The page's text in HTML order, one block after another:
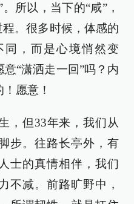
所以，当下的“咸”，
。很多时候，体感的
同，而是心境悄然变
“潇洒走一回”吗？内
愿意！
，但33年来，我们从
步。往路长亭外，有
士的真情相伴，我们
不减。前路旷野中，